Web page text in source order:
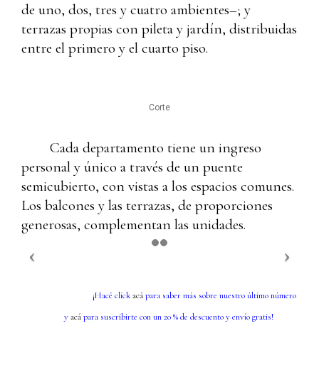
de uno, dos, tres y cuatro ambientes–; y
terrazas propias con pileta y jardín, distribuidas
entre el primero y el cuarto piso.
Corte
Cada departamento tiene un ingreso
personal y único a través de un puente
semicubierto, con vistas a los espacios comunes.
Los balcones y las terrazas, de proporciones
generosas, complementan las unidades.
¡Hacé clickacápara saber más sobre nuestro último número
yacápara suscribirte con un 20 % de descuento y envío gratis!